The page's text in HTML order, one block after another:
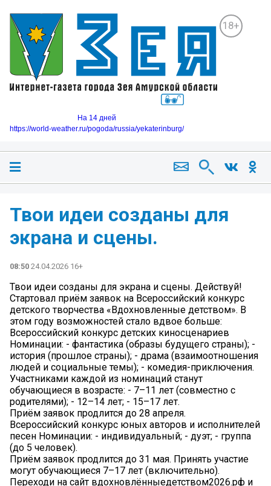
18+
На 14 дней
https://world-weather.ru/pogoda/russia/yekaterinburg/
Твои идеи созданы для
экрана и сцены.
08:50 24.04.2026 16+
Твои идеи созданы для экрана и сцены. Действуй!
Стартовал приём заявок на Всероссийский конкурс
детского творчества «Вдохновленные детством». В
этом году возможностей стало вдвое больше:
Всероссийский конкурс детских киносценариев
Номинации: - фантастика (образы будущего страны); -
история (прошлое страны); - драма (взаимоотношения
людей и социальные темы); - комедия-приключения.
Участниками каждой из номинаций станут
обучающиеся в возрасте: - 7–11 лет (совместно с
родителями); - 12–14 лет; - 15–17 лет.
Приём заявок продлится до 28 апреля.
Всероссийский конкурс юных авторов и исполнителей
песен Номинации: - индивидуальный; - дуэт; - группа
(до 5 человек).
Приём заявок продлится до 31 мая. Принять участие
могут обучающиеся 7–17 лет (включительно).
Переходи на сайт вдохновлённыедетством2026.рф и